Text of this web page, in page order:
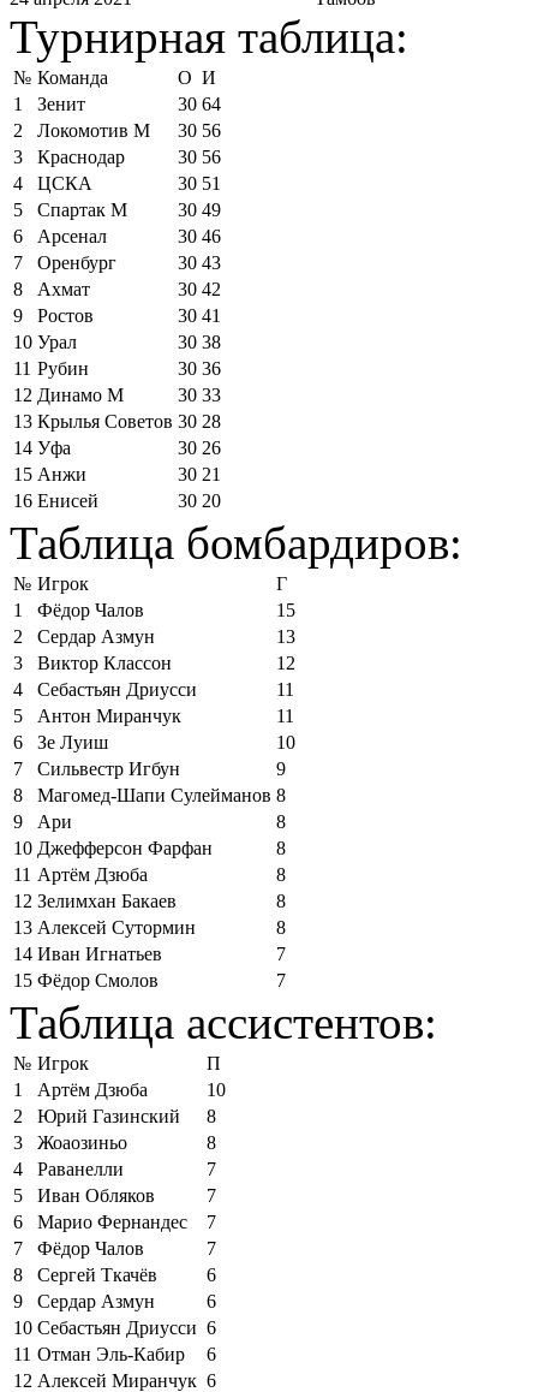
Турнирная таблица:
№ Команда О И
1
Зенит 30 64
2
Локомотив М 30 56
3
Краснодар 30 56
4
ЦСКА 30 51
5
Спартак М 30 49
6
Арсенал 30 46
7
Оренбург 30 43
8
Ахмат 30 42
9
Ростов 30 41
10 Урал 30 38
11 Рубин 30 36
12 Динамо М 30 33
13 Крылья Советов 30 28
14 Уфа 30 26
15 Анжи 30 21
16 Енисей 30 20
Таблица бомбардиров:
№ Игрок
Г
1
Фёдор Чалов
15
2
Сердар Азмун
13
3
Виктор Классон
12
4
Себастьян Дриусси
11
5
Антон Миранчук
11
6
Зе Луиш
10
7
Сильвестр Игбун
9
8
Магомед-Шапи Сулейманов 8
9
Ари
8
10 Джефферсон Фарфан
8
11 Артём Дзюба
8
12 Зелимхан Бакаев
8
13 Алексей Сутормин
8
14 Иван Игнатьев
7
15 Фёдор Смолов 7
Таблица ассистентов:
№ Игрок
П
1
Артём Дзюба
10
2
Юрий Газинский
8
3
Жоаозиньо
8
4
Раванелли
7
5
Иван Обляков
7
6
Марио Фернандес
7
7
Фёдор Чалов
7
8
Сергей Ткачёв
6
9
Сердар Азмун
6
10 Себастьян Дриусси 6
11 Отман Эль-Кабир
6
12 Алексей Миранчук 6